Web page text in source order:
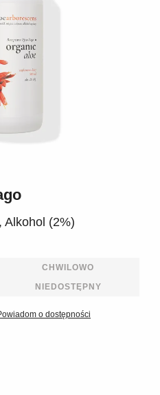
Alkohol (2%)
CHWILOWO
NIEDOSTĘPNY
o dostępności